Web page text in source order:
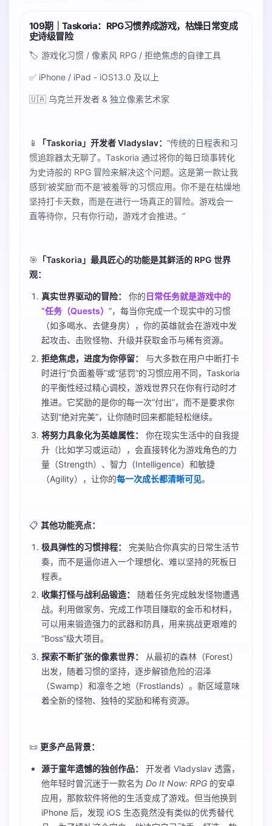
109期｜Taskoria：RPG习惯养成游戏，枯燥日常变成
史诗级冒险
🏷️ 游戏化习惯 / 像素风 RPG / 拒绝焦虑的自律工具
✅ iPhone / iPad - iOS13.0 及以上
🇺🇦 乌克兰开发者 & 独立像素艺术家
📱 「Taskoria」开发者 Vladyslav： “传统的日程表和习
惯追踪器太无聊了。Taskoria 通过将你的每日琐事转化
为史诗般的 RPG 冒险来解决这个问题。这是第一款让我
感到‘被奖励’而不是‘被羞辱’的习惯应用。你不是在枯燥地
坚持打卡天数，而是在进行一场真正的冒险。游戏会一
直等待你，只有你行动，游戏才会推进。”
🎯 「Taskoria」最具匠心的功能是其鲜活的 RPG 世界
观：
真实世界驱动的冒险： 你的日常任务就是游戏中的
“任务（Quests） ”，每当你完成一个现实中的习惯
（如多喝水、去健身房），你的英雄就会在游戏中发
起攻击、击败怪物、升级并获取金币与稀有资源。
拒绝焦虑，进度为你停留：
与大多数在用户中断打卡
时进行“负面羞辱”或“惩罚”的习惯应用不同，Taskoria
的平衡性经过精心调校，游戏世界只在你有行动时才
推进。它奖励的是你的每一次“付出”，而不是要求你
达到“绝对完美”，让你随时回来都能轻松继续。
将努力具象化为英雄属性：
你在现实生活中的自我提
升（比如学习或运动），会直接转化为游戏角色的力
量（Strength）、智力（Intelligence）和敏捷
（Agility），让你的每一次成长都清晰可见。
📋 其他功能亮点：
极具弹性的习惯排程：
完美贴合你真实的日常生活节
奏，而不是逼你进入一个理想化、难以坚持的死板日
程表。
收集打怪与战利品锻造：
随着任务完成触发怪物遭遇
战。利用做家务、完成工作项目赚取的金币和材料，
可以用来锻造强力的武器和防具，用来挑战更艰难的
“Boss”级大项目。
探索不断扩张的像素世界：
从最初的森林（Forest）
出发，随着习惯的坚持，逐步解锁危险的沼泽
（Swamp）和凛冬之地（Frostlands）。新区域意味
着全新的怪物、独特的奖励和稀有资源。
📜 更多产品背景：
源于童年遗憾的独创作品：
开发者 Vladyslav 透露，
他年轻时曾沉迷于一款名为 Do It Now: RPG 的安卓
应用，那款软件将他的生活变成了游戏。但当他换到
iPhone 后，发现 iOS 生态竟然没有类似的优秀替代